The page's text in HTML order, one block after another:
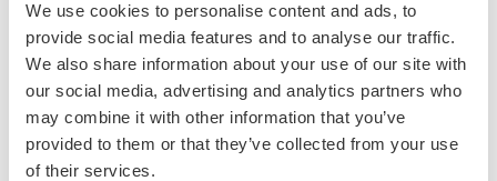
We use cookies to personalise content and ads, to
provide social media features and to analyse our traffic.
We also share information about your use of our site with
our social media, advertising and analytics partners who
may combine it with other information that you’ve
provided to them or that they’ve collected from your use
of their services.
Mattetrekk på rull
Art.nr: 3030-10
Setebeskyttelse